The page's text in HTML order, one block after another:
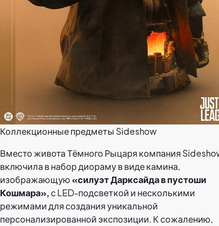
Коллекционные предметы Sideshow
Вместо живота Тёмного Рыцаря компания
включила в набор диораму в виде камина,
изображающую «силуэт Дарксайда в пустоши
Кошмара», с LED-подсветкой и несколькими
режимами для создания уникальной
персонализированной экспозиции. К сожалению,